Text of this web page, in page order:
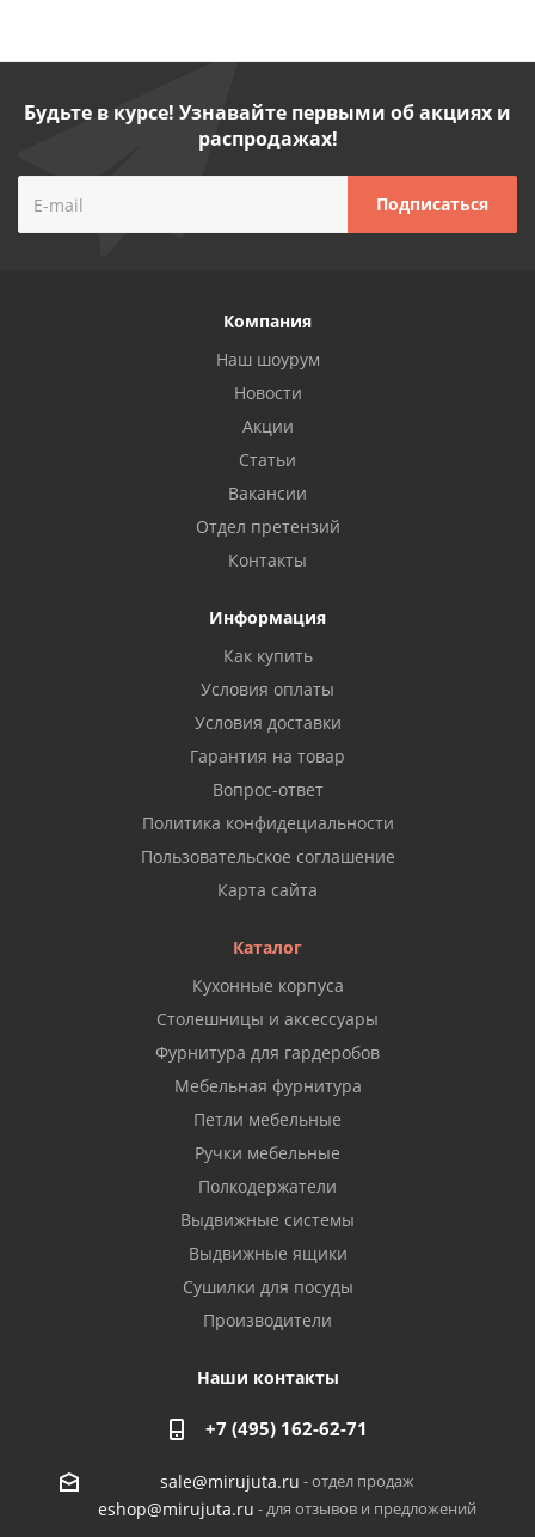
Будьте в курсе! Узнавайте первыми об акциях и
распродажах!
Компания
Наш шоурум
Новости
Акции
Статьи
Вакансии
Отдел претензий
Контакты
Информация
Как купить
Условия оплаты
Условия доставки
Гарантия на товар
Вопрос-ответ
Политика конфидециальности
Пользовательское соглашение
Карта сайта
Каталог
Кухонные корпуса
Столешницы и аксессуары
Фурнитура для гардеробов
Мебельная фурнитура
Петли мебельные
Ручки мебельные
Полкодержатели
Выдвижные системы
Выдвижные ящики
Сушилки для посуды
Производители
Наши контакты
+7 (495) 162-62-71
sale@mirujuta.ru - отдел продаж
eshop@mirujuta.ru - для отзывов и предложений